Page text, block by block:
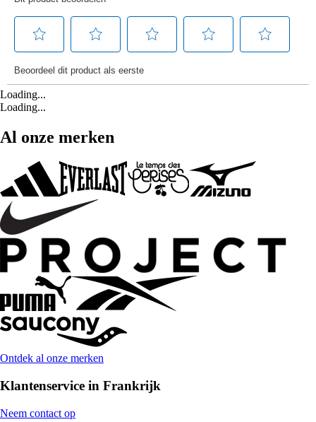
Loading...
Loading...
Al onze merken
Ontdek al onze merken
Klantenservice in Frankrijk
Neem contact op